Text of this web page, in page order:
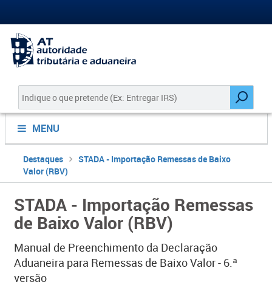
MENU
Destaques
STADA - Importação Remessas de Baixo
Valor (RBV)
STADA - Importação Remessas
de Baixo Valor (RBV)
Manual de Preenchimento da Declaração
Aduaneira para Remessas de Baixo Valor - 6.ª
versão